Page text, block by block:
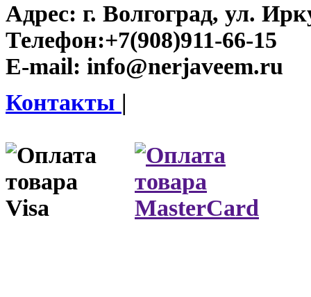
Адрес: г. Волгоград, ул.
Телефон:+7(908)911-66-15
E-mail: info@nerjaveem.ru
Контакты |